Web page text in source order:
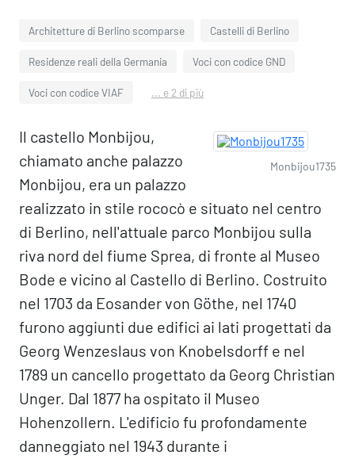
Architetture di Berlino scomparse Castelli di Berlino
Residenze reali della Germania Voci con codice GND
Voci con codice VIAF ... e 2 di più
Monbijou1735
Il castello Monbijou,
chiamato anche palazzo
Monbijou, era un palazzo
realizzato in stile rococò e situato nel centro
di Berlino, nell'attuale parco Monbijou sulla
riva nord del fiume Sprea, di fronte al Museo
Bode e vicino al Castello di Berlino. Costruito
nel 1703 da Eosander von Göthe, nel 1740
furono aggiunti due edifici ai lati progettati da
Georg Wenzeslaus von Knobelsdorff e nel
1789 un cancello progettato da Georg Christian
Unger. Dal 1877 ha ospitato il Museo
Hohenzollern. L'edificio fu profondamente
danneggiato nel 1943 durante i